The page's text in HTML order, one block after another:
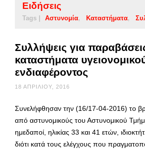
Ειδήσεις
Tags | Αστυνομία Καταστήματα
Συλλήψεις για
καταστήματα
ενδιαφέροντος
18 ΑΠΡΙΛΊΟΥ, 2016
Συνελήφθησαν την (16/17-04-2016) το
από αστυνομικούς του Αστυνομικού
ημεδαποί, ηλικίας 33 και 41 ετών,
διότι κατά τους ελέγχους που